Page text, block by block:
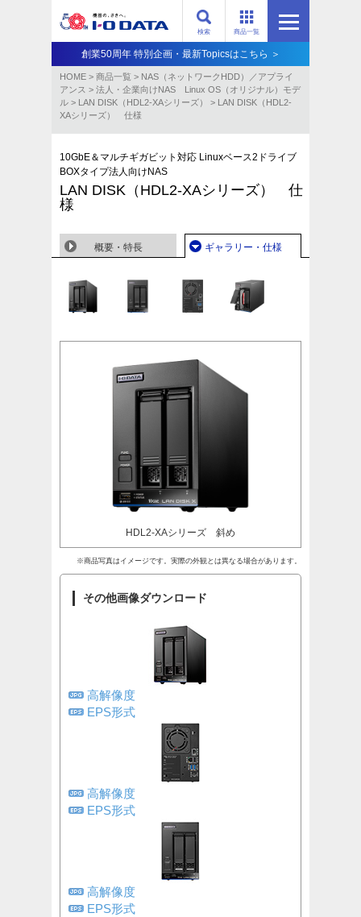
商品一覧
検索
創業50周年 特別企画・最新Topicsはこちら ＞
HOME > 商品一覧 > NAS（ネットワークHDD）／アプライ
アンス​ > 法人・企業向けNAS Linux OS（オリジナル）モデ
ル > LAN DISK（HDL2-XAシリーズ） > LAN DISK（HDL2-
XAシリーズ） 仕様
10GbE＆マルチギガビット対応 Linuxベース2ドライブ
BOXタイプ法人向けNAS
LAN DISK（HDL2-XAシリーズ） 仕
様
概要・特長 ギャラリー・仕様
HDL2-XAシリーズ 斜め
※商品写真はイメージです。実際の外観とは異なる場合があります。
その他画像ダウンロード
高解像度
EPS形式
高解像度
EPS形式
高解像度
EPS形式